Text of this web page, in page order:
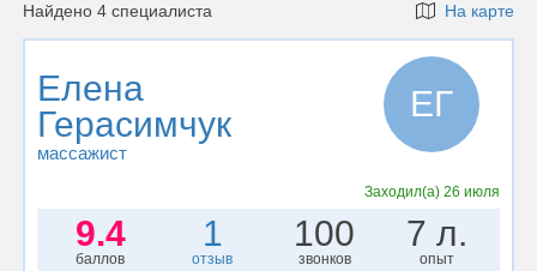
Найдено 4 специалиста На карте
Елена
Герасимчук
массажист
ЕГ
Заходил(а) 26 июля
9.4
баллов
1
отзыв
100
звонков
7 л.
опыт